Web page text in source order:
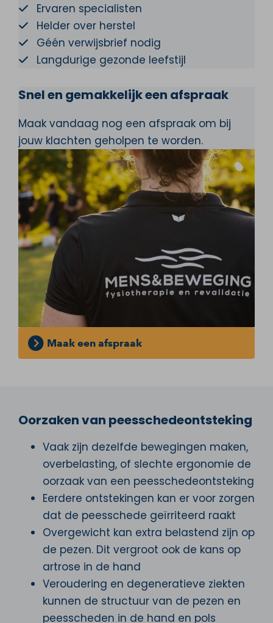
Ervaren specialisten
Helder over herstel
Géén verwijsbrief nodig
Langdurige gezonde leefstijl
Snel en gemakkelijk een afspraak
Maak vandaag nog een afspraak om bij
jouw klachten geholpen te worden.
Maak een afspraak
Oorzaken van peesschedeontsteking
Vaak zijn dezelfde bewegingen maken,
overbelasting, of slechte ergonomie de
oorzaak van een peesschedeontsteking
Eerdere ontstekingen kan er voor zorgen
dat de peesschede geïrriteerd raakt
Overgewicht kan extra belastend zijn op
de pezen. Dit vergroot ook de kans op
artrose in de hand
Veroudering en degeneratieve ziekten
kunnen de structuur van de pezen en
peesscheden in de hand en pols